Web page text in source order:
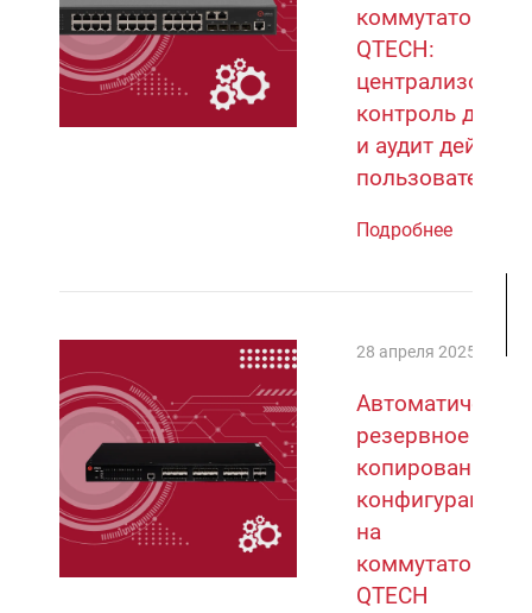
коммутаторах
QTECH:
контроль
и аудит
пользователей
Подробнее
28 апреля 2025
Автоматическое
резервное
копирование
конфигураций
на
коммутаторах
QTECH